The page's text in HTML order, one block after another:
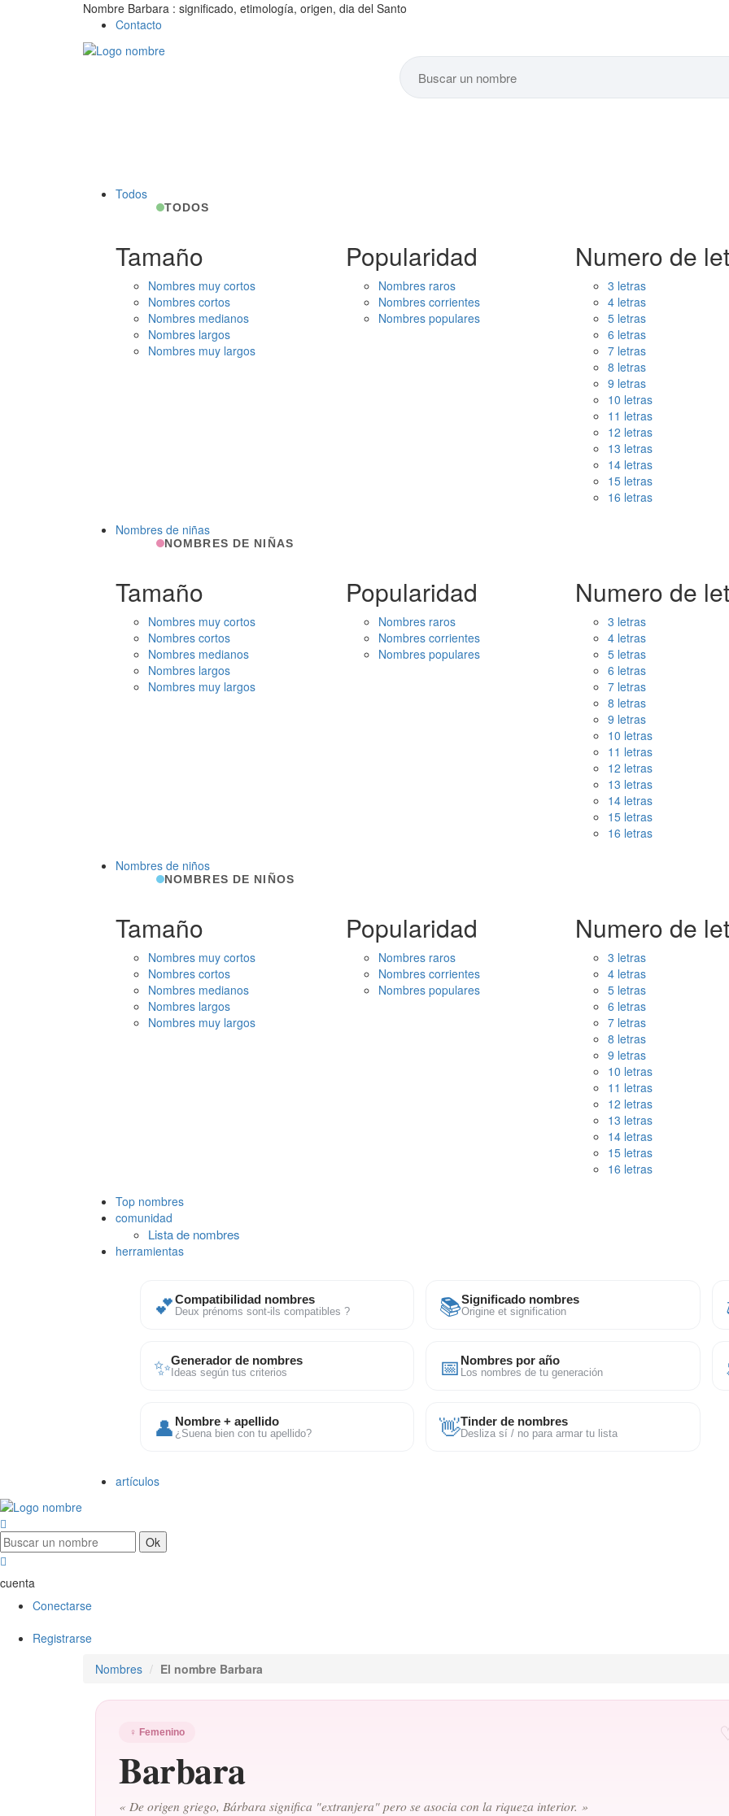
Nombre Barbara : significado, etimología, origen, dia del Santo
Contacto
Todos
TODOS
Tamaño
Nombres muy cortos
Nombres cortos
Nombres medianos
Nombres largos
Nombres muy largos
Popularidad
Nombres raros
Nombres corrientes
Nombres populares
Numero de
3 letras
4 letras
5 letras
6 letras
7 letras
8 letras
9 letras
10 letras
11 letras
12 letras
13 letras
14 letras
15 letras
16 letras
Nombres de niñas
NOMBRES DE NIÑAS
Tamaño
Nombres muy cortos
Nombres cortos
Nombres medianos
Nombres largos
Nombres muy largos
Popularidad
Nombres raros
Nombres corrientes
Nombres populares
Numero de
3 letras
4 letras
5 letras
6 letras
7 letras
8 letras
9 letras
10 letras
11 letras
12 letras
13 letras
14 letras
15 letras
16 letras
Nombres de niños
NOMBRES DE NIÑOS
Tamaño
Nombres muy cortos
Nombres cortos
Nombres medianos
Nombres largos
Nombres muy largos
Popularidad
Nombres raros
Nombres corrientes
Nombres populares
Numero de
3 letras
4 letras
5 letras
6 letras
7 letras
8 letras
9 letras
10 letras
11 letras
12 letras
13 letras
14 letras
15 letras
16 letras
Top nombres
comunidad
Lista de nombres
herramientas
💕Compatibilidad nombres
Deux prénoms sont-ils compatibles ? 📚Significado nombres
Origine et signification
✨Generador de nombres
Ideas según tus criterios 📅 Nombres por año
Los nombres de tu generación
👤 Nombre + apellido
¿Suena bien con tu apellido? 👋Tinder de nombres
Desliza sí / no para armar tu lista
artículos
cuenta
Conectarse
Registrarse
Nombres
El nombre Barbara
♀ Femenino
Barbara
« De origen griego, Bárbara significa "extranjera" pero se asocia con la riqueza interior. »